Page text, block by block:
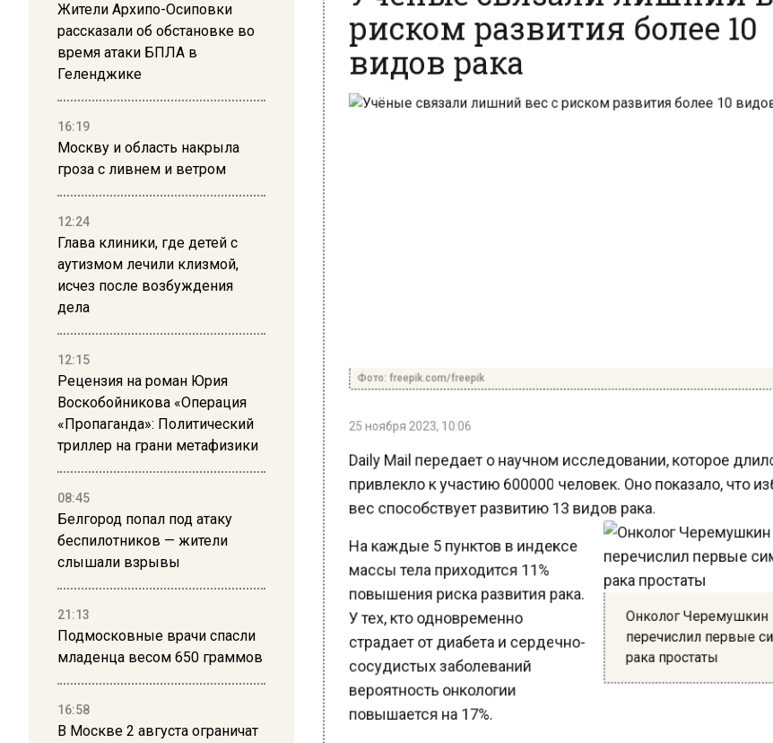
Жители Архипо-Осиповки
рассказали об обстановке во
время атаки БПЛА в
Геленджике
16:19
Москву и область накрыла
гроза с ливнем и ветром
12:24
Глава клиники, где детей с
аутизмом лечили клизмой,
исчез после возбуждения
дела
12:15
Рецензия на роман Юрия
Воскобойникова «Операция
«Пропаганда»: Политический
триллер на грани метафизики
08:45
Белгород попал под атаку
беспилотников — жители
слышали взрывы
21:13
Подмосковные врачи спасли
младенца весом 650 граммов
16:58
В Москве 2 августа ограничат
видов рака
Daily Mail передает о научном исследовании, которое
привлекло к участию 600000 человек. Оно показало, что
вес способствует развитию 13 видов рака.
Онколог Черемушкин
перечислил первые
рака простаты
На каждые 5 пунктов в индексе
массы тела приходится 11%
повышения риска развития рака.
У тех, кто одновременно
страдает от диабета и сердечно-
сосудистых заболеваний
вероятность онкологии
повышается на 17%.